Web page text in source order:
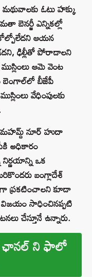
ఓటు హక్కు
బెనర్జీ ఎన్నికల్లో
ఆయన
ఢిల్లీతో పోరాడాలని
ఆమె వెంట
బెంగాల్‌లో బీజేపీ
వేధింపులకు
మహమ్ద్ నూర్ హుదా
అధికారం
ఒక
బంగ్లాదేశ్
ప్రకటించాలని కూడా
విజయం సాధించినప్పటి
చేస్తూనే ఉన్నారు.
ని ఫాలో